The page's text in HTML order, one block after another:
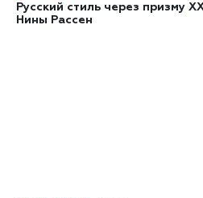
Русский стиль через призму
Нины Рассен